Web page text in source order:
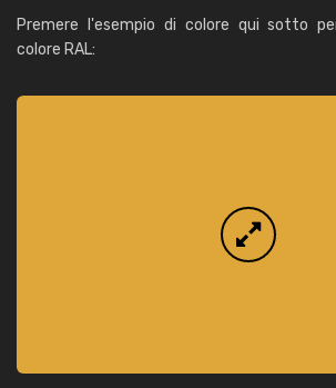
Premere l'esempio di colore qui sotto
colore RAL: